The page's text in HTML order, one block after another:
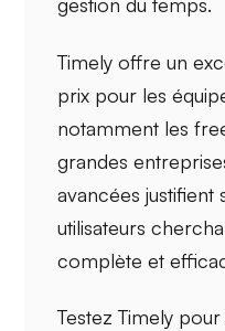
Timely offre un
prix pour les
notamment les
grandes
avancées
utilisateurs
complète et
Testez Timely